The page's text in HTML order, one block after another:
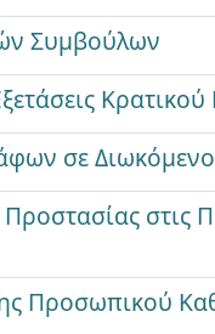
Συμβούλων
σε
στις
Προσωπικού